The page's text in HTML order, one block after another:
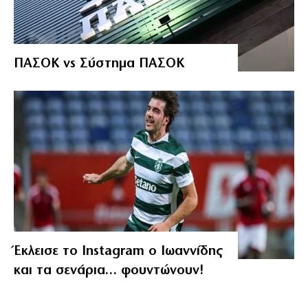
ΠΑΣΟΚ vs Σύστημα ΠΑΣΟΚ
Έκλεισε το Instagram ο Ιωαννίδης
και τα σενάρια… φουντώνουν!